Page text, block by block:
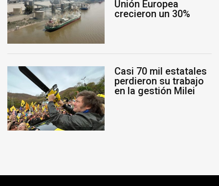
Unión Europea
crecieron un 30%
Casi 70 mil estatales
perdieron su trabajo
en la gestión Milei